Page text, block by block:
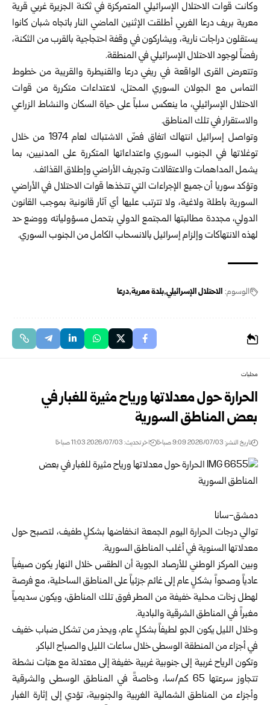
وكانت قوات الاحتلال الإسرائيلي المتمركزة في ثكنة الجزيرة غربي قرية
معرية بريف درعا ‌‏الغربي ‏أطلقت الإثنين الماضي النار باتجاه شبان كانوا
يستقلون دراجات نارية، ويشاركون في ‌‏وقفة ‏احتجاجية بالقرب من الثكنة،
رفضاً لوجود الاحتلال الإسرائيلي في المنطقة.‏
وتتعرض القرى الواقعة في ريفي درعا والقنيطرة ‏والقريبة من خطوط
التماس مع الجولان ‏السوري المحتل، لاعتداءات ‏متكررة من قوات
‏الاحتلال الإسرائيلي، ما ينعكس سلباً على حياة ‏السكان والنشاط الزراعي
والاستقرار في ‏تلك المناطق.‏
وتواصل إسرائيل انتهاك اتفاق فضّ الاشتباك لعام ‌‏1974 ‏من ‏خلال
‏توغلاتها في الجنوب ‏السوري ‏واعتداءاتها ‏المتكررة على ‏المدنيين، ‏بما
‏يشمل ‏المداهمات ‏والاعتقالات وتجريف ‏الأراضي ‏وإطلاق ‏القذائف‎.‎
وتؤكد سوريا أن جميع الإجراءات التي تتخذها قوات ‌‏الاحتلال ‏في ‏الأراضي
السورية باطلة ‏ولاغية، ولا ‏تترتب ‏عليها أي آثار ‏قانونية ‌‏بموجب القانون
الدولي، ‏مجددة ‏مطالبتها المجتمع الدولي ‌‏بتحمل ‏مسؤولياته ‏ووضع حد
‏لهذه الانتهاكات وإلزام إسرائيل ‌‏بالانسحاب ‏الكامل ‏من ‏الجنوب ‏السوري‎.‎
الوسوم: الاحتلال الإسرائيلي بلدة معرية درعا
محليات
الحرارة حول معدلاتها ورياح مثيرة للغبار في
بعض المناطق السورية
تاريخ النشر: 2026/07/03 9:09 صباحًا اخر تحديث: 2026/07/03 11:03 صباحًا
دمشق-سانا
توالي درجات الحرارة اليوم الجمعة انخفاضها بشكلٍ طفيف، لتصبح حول
معدلاتها السنوية في ‏أغلب المناطق السورية.‏
وبين المركز الوطني للأرصاد الجويةأن الطقس خلال النهار يكون صيفياً
عادياً وصحواً بشكلٍ ‏عام إلى غائم جزئياً على المناطق الساحلية، مع فرصة
لهطل زخات محلية خفيفة من المطر فوق ‏تلك المناطق، ويكون سديمياً
مغبراً في المناطق الشرقية والبادية.‏
وخلال الليل يكون الجو لطيفاً بشكلٍ عام، ويحذر من تشكل ضباب خفيف
في أجزاء من المنطقة ‏الوسطى خلال ساعات الليل والصباح الباكر.‏
و‏تكون الرياح غربية إلى جنوبية غربية خفيفة إلى معتدلة مع هبّات نشطة
تتجاوز سرعتها 65 ‏كم/سا، وخاصةً في المناطق الوسطى والشرقية
وأجزاء من المناطق الشمالية الغربية والجنوبية، ‏تؤدي إلى إثارة الغبار